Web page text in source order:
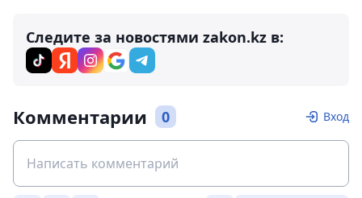
Следите за новостями zakon.kz в:
Комментарии 0 Вход